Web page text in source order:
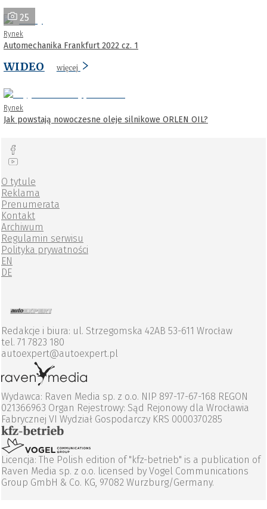
25
Rynek
Automechanika Frankfurt 2022 cz. 1
WIDEO więcej
Rynek
Jak powstają nowoczesne oleje silnikowe ORLEN OIL?
O tytule
Reklama
Prenumerata
Kontakt
Archiwum
Regulamin serwisu
Polityka prywatności
EN
DE
Redakcje i biura: ul. Strzegomska 42AB 53-611 Wrocław
tel. 71 7823 180
autoexpert@autoexpert.pl
Wydawca: Raven Media sp. z o.o. NIP 897-17-67-168 REGON
021366963 Organ Rejestrowy: Sąd Rejonowy dla Wrocławia
Fabrycznej VI Wydział Gospodarczy KRS 0000370285
Licencja: The Polish edition of "kfz-betrieb" is a publication of
Raven Media sp. z o.o. licensed by Vogel Communications
Group GmbH & Co. KG, 97082 Wurzburg/Germany.